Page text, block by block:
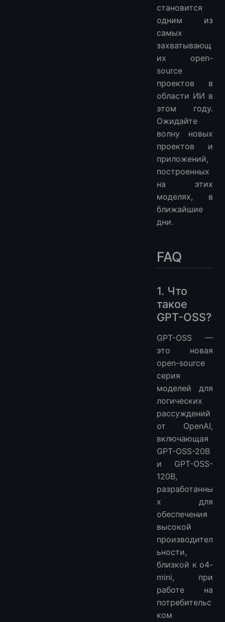
становится
одним из
самых
захватывающ
их open-
source
проектов в
области ИИ в
этом году.
Ожидайте
волну новых
проектов и
приложений,
построенных
на этих
моделях, в
ближайшие
дни.
FAQ
1. Что
такое
GPT-OSS?
GPT-OSS —
это новая
open-source
серия
моделей для
логических
рассуждений
от OpenAI,
включающая
GPT-OSS-20B
и GPT-OSS-
120B,
разработанны
х для
обеспечения
высокой
производител
ьности,
близкой к o4-
mini, при
работе на
потребительс
ком